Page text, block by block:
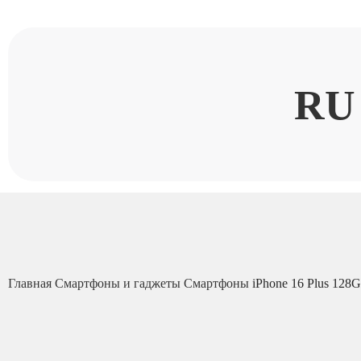
RU
Главная Смартфоны и гаджеты Смартфоны iPhone 16 Plus